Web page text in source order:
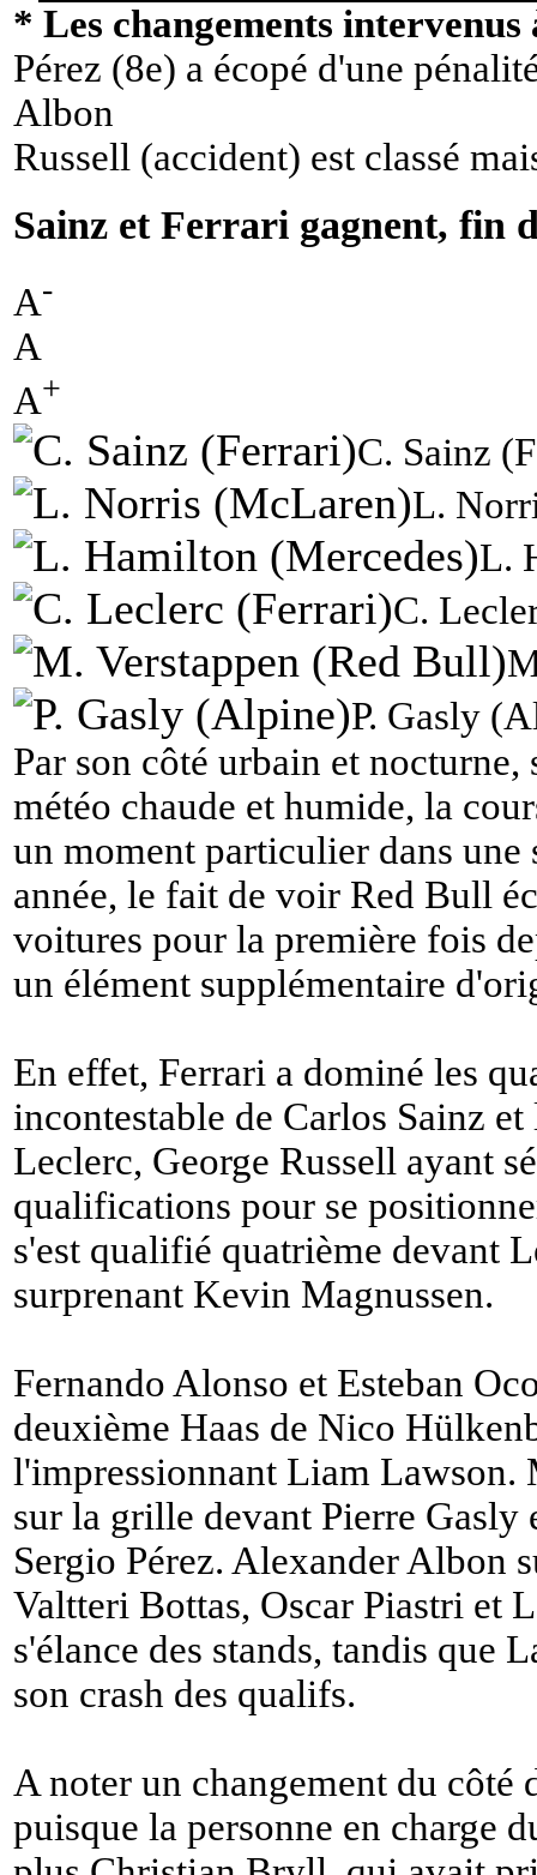
* Les changements
Pérez (8e) a écopé d'une
Albon
Russell (accident) est classé
Sainz et Ferrari gagnent, fin
A-
A
A+
C. Sainz
L.
L.
C.
P. Gasly
Par son côté urbain et nocturne,
météo chaude et humide, la
un moment particulier dans une
année, le fait de voir Red Bull
voitures pour la première fois
un élément supplémentaire
En effet, Ferrari a dominé les
incontestable de Carlos Sainz
Leclerc, George Russell ayant
qualifications pour se
s'est qualifié quatrième devant
surprenant Kevin Magnussen.
Fernando Alonso et Esteban
deuxième Haas de Nico
l'impressionnant Liam Lawson.
sur la grille devant Pierre
Sergio Pérez. Alexander Albon
Valtteri Bottas, Oscar Piastri et
s'élance des stands, tandis que
son crash des qualifs.
A noter un changement du côté
puisque la personne en charge